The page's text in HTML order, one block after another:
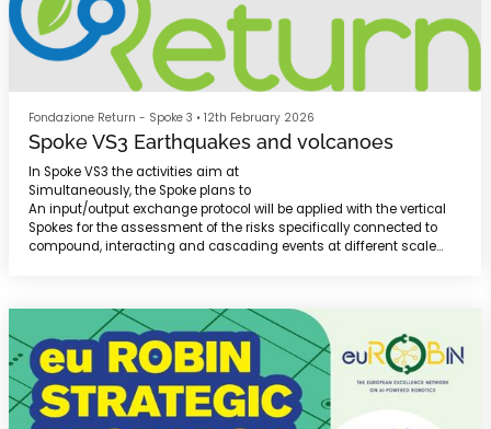
Fondazione Return - Spoke 3 •12th February 2026
Spoke VS3 Earthquakes and volcanoes
In Spoke VS3 the activities aim at
Simultaneously, the Spoke plans to
An input/output exchange protocol will be applied with the vertical
Spokes for the assessment of the risks specifically connected to
compound, interacting and cascading events at different scale
and increase the resilience of urban system...